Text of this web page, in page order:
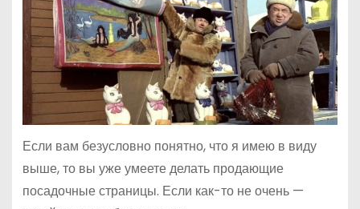
Если вам безусловно понятно, что я имею в виду
выше, то вы уже умеете делать продающие
посадочные страницы. Если как-то не очень —